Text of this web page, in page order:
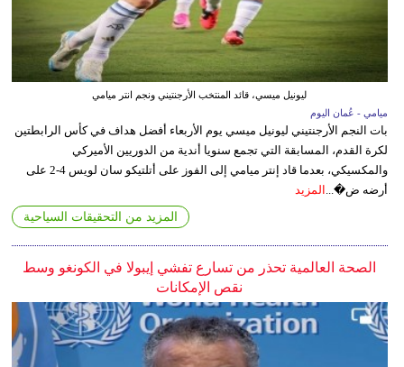
ليونيل ميسي، قائد المنتخب الأرجنتيني ونجم انتر ميامي
ميامي - عُمان اليوم
بات النجم الأرجنتيني ليونيل ميسي يوم الأربعاء أفضل هداف في كأس الرابطتين
لكرة القدم، المسابقة التي تجمع سنويا أندية من الدوريين الأميركي
والمكسيكي، بعدما قاد إنتر ميامي إلى الفوز على أتلتيكو سان لويس 4-2 على
أرضه ض�...
المزيد
المزيد من التحقيقات السياحية
الصحة العالمية تحذر من تسارع تفشي إيبولا في الكونغو وسط
نقص الإمكانات